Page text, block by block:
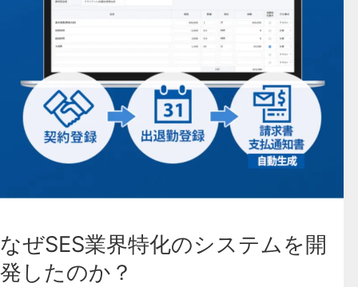
なぜSES業界特化のシステムを開
発したのか？